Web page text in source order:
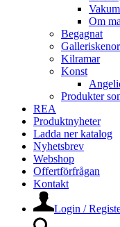
Om
Begagnat
Kilramar
Konst
Produkter
REA
Produktnyheter
Ladda ner katalog
Nyhetsbrev
Webshop
Offertförfrågan
Kontakt
Login /